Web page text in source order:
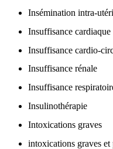
Insémination intra-
Insuffisance cardiaque
Insuffisance cardio-
Insuffisance rénale
Insuffisance
Insulinothérapie
Intoxications graves
intoxications graves et